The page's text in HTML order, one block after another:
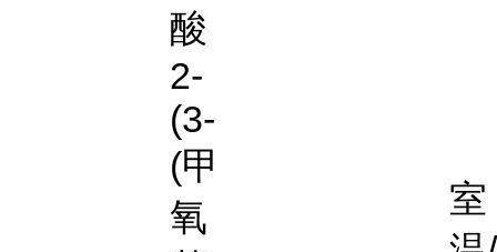
酸
2-
(3-
(甲
氧
室